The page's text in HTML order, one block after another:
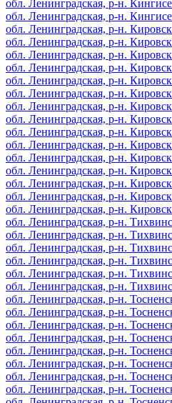
обл. Ленинградская, р-н.
обл. Ленинградская, р-н.
обл. Ленинградская, р-н.
обл. Ленинградская, р-н.
обл. Ленинградская, р-н.
обл. Ленинградская, р-н.
обл. Ленинградская, р-н.
обл. Ленинградская, р-н.
обл. Ленинградская, р-н.
обл. Ленинградская, р-н.
обл. Ленинградская, р-н.
обл. Ленинградская, р-н.
обл. Ленинградская, р-н.
обл. Ленинградская, р-н.
обл. Ленинградская, р-н.
обл. Ленинградская, р-н.
обл. Ленинградская, р-н.
обл. Ленинградская, р-н.
обл. Ленинградская, р-н.
обл. Ленинградская, р-н.
обл. Ленинградская, р-н.
обл. Ленинградская, р-н.
обл. Ленинградская, р-н.
обл. Ленинградская, р-н.
обл. Ленинградская, р-н.
обл. Ленинградская, р-н.
обл. Ленинградская, р-н.
обл. Ленинградская, р-н.
обл. Ленинградская, р-н.
обл. Ленинградская, р-н.
обл. Ленинградская, р-н.